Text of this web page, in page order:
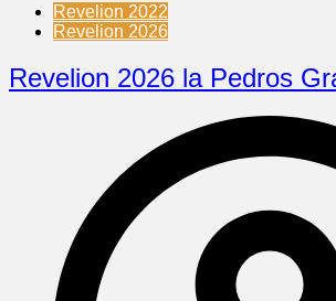
Revelion 2022
Revelion 2026
Revelion 2026 la Pedros